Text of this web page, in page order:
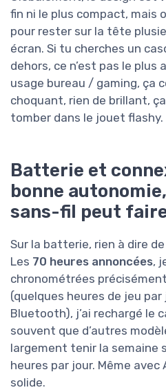
fin ni le plus compact, mais
pour rester sur la tête
écran. Si tu cherches un
dehors, ce n’est pas le plus
usage bureau / gaming, ça
choquant, rien de brillant,
tomber dans le jouet flashy.
Batterie et
bonne
sans-fil peut
Sur la batterie, rien à dire
Les 70 heures annoncées,
chronométrées
(quelques heures de jeu
Bluetooth), j’ai rechargé le
souvent que d’autres
largement tenir la semaine
heures par jour. Même avec
solide.